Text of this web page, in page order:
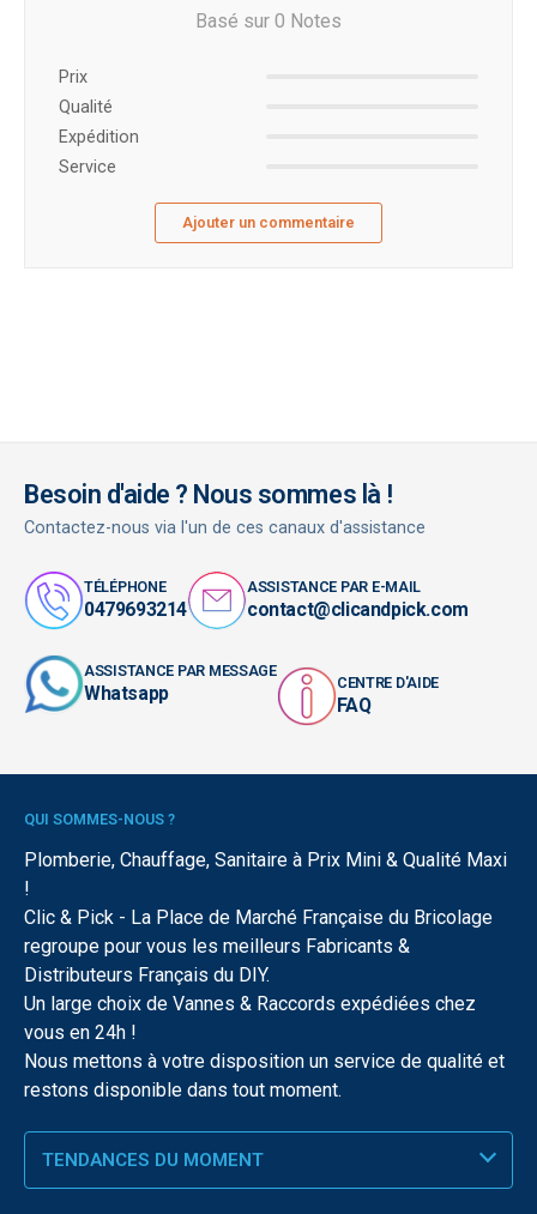
Basé sur 0 Notes
Prix ​​
Qualité
Expédition
Service
Ajouter un commentaire
Besoin d'aide ? Nous sommes là !
Contactez-nous via l'un de ces canaux d'assistance
TÉLÉPHONE
0479693214
ASSISTANCE PAR E-MAIL
contact@clicandpick.com
ASSISTANCE PAR MESSAGE
Whatsapp CENTRE D'AIDE
FAQ
QUI SOMMES-NOUS ?
Plomberie, Chauffage, Sanitaire à Prix Mini & Qualité Maxi
!
Clic & Pick - La Place de Marché Française du Bricolage
regroupe pour vous les meilleurs Fabricants &
Distributeurs Français du DIY.
Un large choix de Vannes & Raccords expédiées chez
vous en 24h !
Nous mettons à votre disposition un service de qualité et
restons disponible dans tout moment.
TENDANCES DU MOMENT